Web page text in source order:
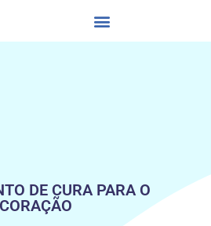
DE CURA PARA O
CORAÇÃO